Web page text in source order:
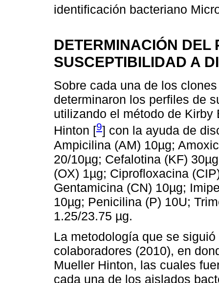
identificación bacteriano
DETERMINACIÓN DEL
SUSCEPTIBILIDAD A
Sobre cada una de los
determinaron los perfiles de
utilizando el método de Kirby
Hinton [9] con la ayuda de
Ampicilina (AM) 10µg;
20/10µg; Cefalotina (KF)
(OX) 1µg; Ciprofloxacina
Gentamicina (CN) 10µg;
10µg; Penicilina (P) 10U;
1.25/23.75 µg.
La metodología que se
colaboradores (2010), en
Mueller Hinton, las cuales
cada una de los aislados